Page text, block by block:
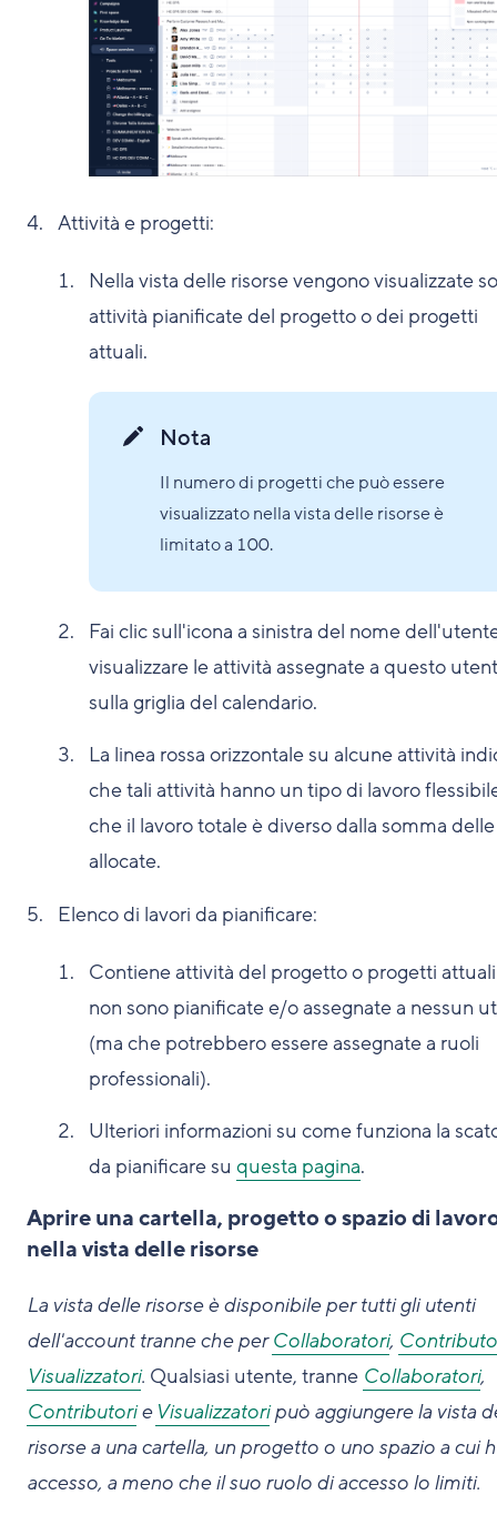
Attività e progetti:
Nella vista delle risorse vengono visualizzate
attività pianificate del progetto o dei progetti
attuali.
Nota
Il numero di progetti che può essere
visualizzato nella vista delle risorse è
limitato a 100.
Fai clic sull'icona a sinistra del nome
visualizzare le attività assegnate a questo
sulla griglia del calendario.
La linea rossa orizzontale su alcune attività
che tali attività hanno un tipo di lavoro
che il lavoro totale è diverso dalla somma
allocate.
Elenco di lavori da pianificare:
Contiene attività del progetto o progetti
non sono pianificate e/o assegnate a nessun
(ma che potrebbero essere assegnate a ruoli
professionali).
Ulteriori informazioni su come funziona la
da pianificare su questa pagina.
Aprire una cartella, progetto o spazio di
nella vista delle risorse
La vista delle risorse è disponibile per tutti gli utenti
dell'account tranne che perCollaboratori,
Visualizzatori. Qualsiasi utente, tranne Collaboratori,
Contributorie Visualizzatoripuò aggiungere la vista
risorse a una cartella, un progetto o uno spazio a cui
accesso, a meno che il suo ruolo di accesso lo limiti.